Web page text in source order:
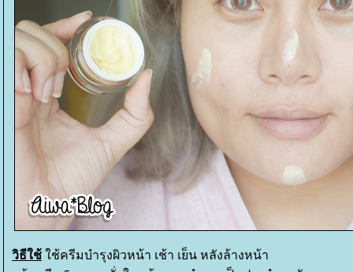
วิธีใช้ ช้ครีมบำรุงผิวหน้า เช้า เย็น หลังล้างหน้า